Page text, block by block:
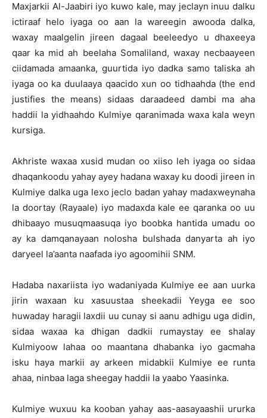
Maxjarkii Al-Jaabiri iyo kuwo kale, may jeclayn inuu dalku
ictiraaf helo iyaga oo aan la wareegin awooda dalka,
waxay maalgelin jireen dagaal beeleedyo u dhaxeeya
qaar ka mid ah beelaha Somaliland, waxay necbaayeen
ciidamada amaanka, guurtida iyo dadka samo taliska ah
iyaga oo ka duulaaya qaacido xun oo tidhaahda (the end
justifies the means) sidaas daraadeed dambi ma aha
haddii la yidhaahdo Kulmiye qaranimada waxa kala weyn
kursiga.
Akhriste waxaa xusid mudan oo xiiso leh iyaga oo sidaa
dhaqankoodu yahay ayey hadana waxay ku doodi jireen in
Kulmiye dalka uga lexo jeclo badan yahay madaxweynaha
la doortay (Rayaale) iyo madaxda kale ee qaranka oo uu
dhibaayo musuqmaasuqa iyo boobka hantida umadu oo
ay ka damqanayaan nolosha bulshada danyarta ah iyo
daryeel la’aanta naafada iyo agoomihii SNM.
Hadaba naxariista iyo wadaniyada Kulmiye ee aan uurka
jirin waxaan ku xasuustaa sheekadii Yeyga ee soo
huwaday haragii laxdii uu cunay si aanu adhigu uga didin,
sidaa waxaa ka dhigan dadkii rumaystay ee shalay
Kulmiyoow lahaa oo maantana dhabanka iyo gacmaha
isku haya markii ay arkeen midabkii Kulmiye ee runta
ahaa, ninbaa laga sheegay haddii la yaabo Yaasinka.
Kulmiye wuxuu ka kooban yahay aas-aasayaashii ururka